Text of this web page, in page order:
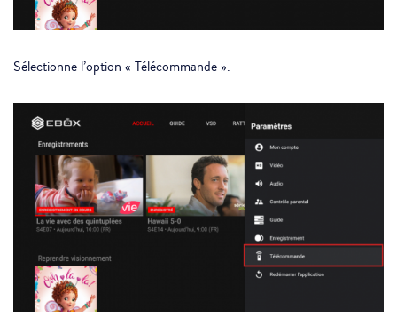
Sélectionne l’option « Télécommande ».